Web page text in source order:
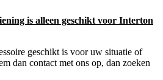
is alleen geschikt voor Interton
geschikt is voor uw situatie of
dan contact met ons op, dan zoeken